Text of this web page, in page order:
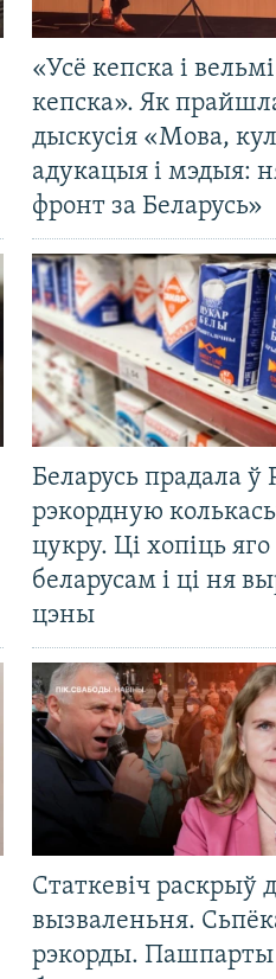
«Усё кепска і вельмі
кепска». Як
дыскусія «Мова,
адукацыя і мэдыя:
фронт за Беларусь»
Беларусь прадала ў
рэкордную
цукру. Ці хопіць
беларусам і ці ня
цэны
Статкевіч раскрыў
вызваленьня.
рэкорды. Пашпарты